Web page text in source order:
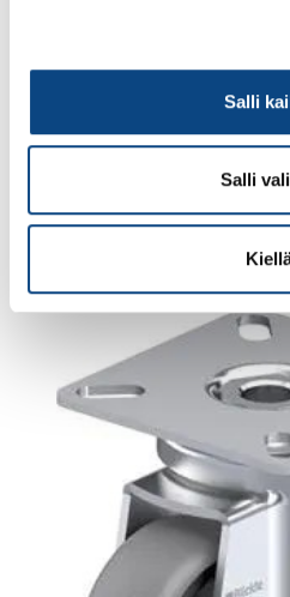
Salli
Salli
Kääntöpyörä stop fix